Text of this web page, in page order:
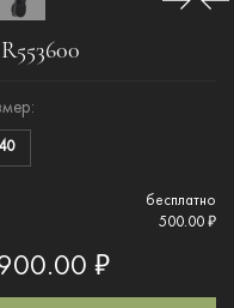
бесплатно
500.00 ₽
₽